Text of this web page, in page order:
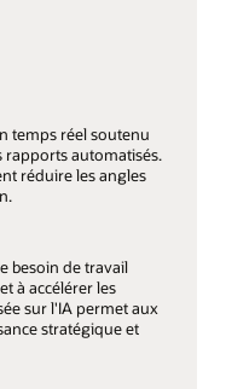
temps réel soutenu
rapports automatisés.
réduire les angles
besoin de travail
à accélérer les
sur l'IA permet aux
stratégique et